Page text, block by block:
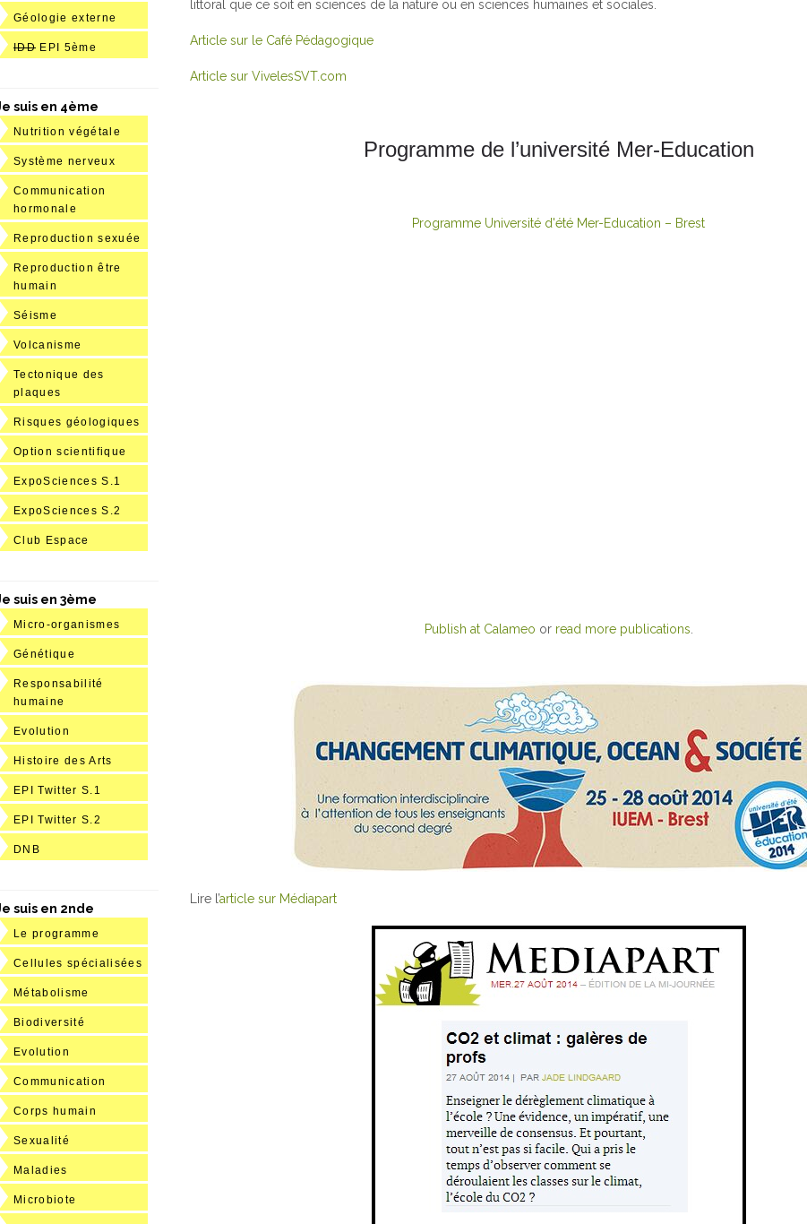
littoral que ce soit en sciences de la nature ou en sciences humaines et sociales.
Article sur le Café Pédagogique
Article sur VivelesSVT.com
Programme de l’université Mer-Education
Programme Université d'été Mer-Education – Brest
Publish at Calameo or read more publications
Lire l’article sur Médiapart
Géologie externe
IDD EPI 5ème
suis en 4ème
Nutrition végétale
Système nerveux
Communication
hormonale
Reproduction sexuée
Reproduction être
humain
Séisme
Volcanisme
Tectonique des
plaques
Risques géologiques
Option scientifique
ExpoSciences S.1
ExpoSciences S.2
Club Espace
suis en 3ème
Micro-organismes
Génétique
Responsabilité
humaine
Evolution
Histoire des Arts
EPI Twitter S.1
EPI Twitter S.2
DNB
suis en 2nde
Le programme
Cellules spécialisées
Métabolisme
Biodiversité
Evolution
Communication
Corps humain
Sexualité
Maladies
Microbiote